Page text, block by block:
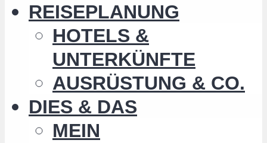
REISEPLANUNG
HOTELS &
UNTERKÜNFTE
AUSRÜSTUNG & CO.
DIES & DAS
MEIN